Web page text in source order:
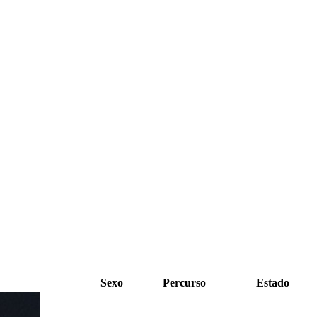
Sexo Percurso Estado